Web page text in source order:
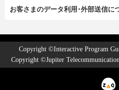
お客さまのデータ利用･外部送信に
Copyright ©Interactive Program
Copyright ©Jupiter